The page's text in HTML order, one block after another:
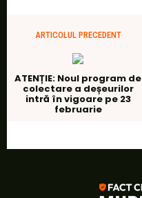
ARTICOLUL PRECEDENT
ATENȚIE: Noul program de
colectare a deșeurilor
intră în vigoare pe 23
februarie